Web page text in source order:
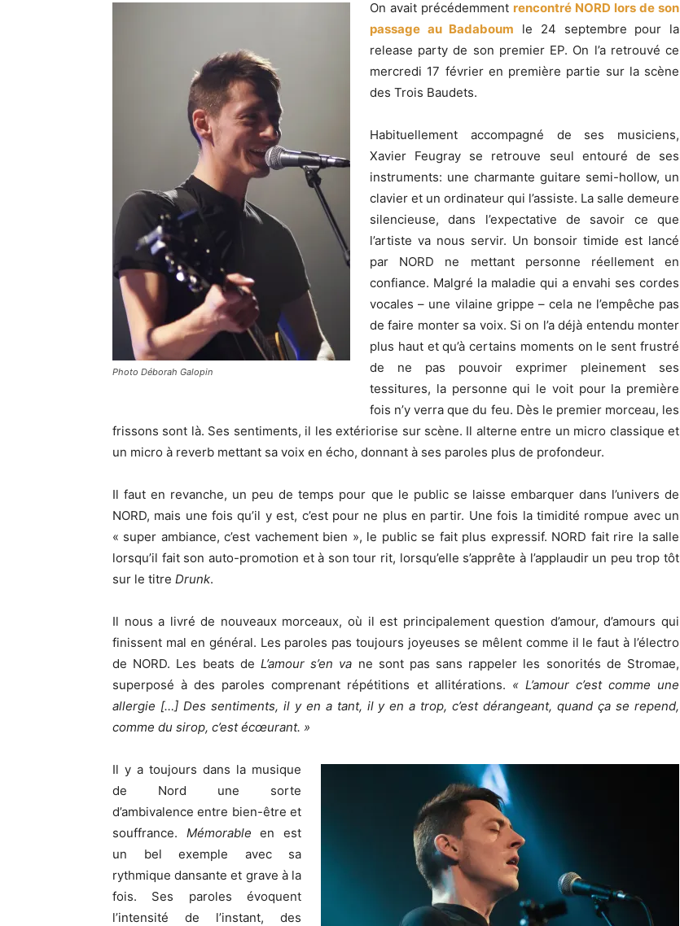
Photo Déborah Galopin
On avait précédemment rencontré NORD lors de son
passage au Badaboum le 24 septembre pour la
release party de son premier EP. On l’a retrouvé ce
mercredi 17 février en première partie sur la scène
des Trois Baudets.
Habituellement accompagné de ses musiciens,
Xavier Feugray se retrouve seul entouré de ses
instruments: une charmante guitare semi-hollow, un
clavier et un ordinateur qui l’assiste. La salle demeure
silencieuse, dans l’expectative de savoir ce que
l’artiste va nous servir. Un bonsoir timide est lancé
par NORD ne mettant personne réellement en
confiance. Malgré la maladie qui a envahi ses cordes
vocales – une vilaine grippe – cela ne l’empêche pas
de faire monter sa voix. Si on l’a déjà entendu monter
plus haut et qu’à certains moments on le sent frustré
de ne pas pouvoir exprimer pleinement ses
tessitures, la personne qui le voit pour la première
fois n’y verra que du feu. Dès le premier morceau, les
frissons sont là. Ses sentiments, il les extériorise sur scène. Il alterne entre un micro classique et
un micro à reverb mettant sa voix en écho, donnant à ses paroles plus de profondeur.
Il faut en revanche, un peu de temps pour que le public se laisse embarquer dans l’univers de
NORD, mais une fois qu’il y est, c’est pour ne plus en partir. Une fois la timidité rompue avec un
« super ambiance, c’est vachement bien », le public se fait plus expressif. NORD fait rire la salle
lorsqu’il fait son auto-promotion et à son tour rit, lorsqu’elle s’apprête à l’applaudir un peu trop tôt
sur le titre Drunk.
Il nous a livré de nouveaux morceaux, où il est principalement question d’amour, d’amours qui
finissent mal en général. Les paroles pas toujours joyeuses se mêlent comme il le faut à l’électro
de NORD. Les beats de L’amour s’en va ne sont pas sans rappeler les sonorités de Stromae,
superposé à des paroles comprenant répétitions et allitérations. « L’amour c’est comme une
allergie […] Des sentiments, il y en a tant, il y en a trop, c’est dérangeant, quand ça se repend,
comme du sirop, c’est écœurant. »
Il y a toujours dans la musique
de Nord une sorte
d’ambivalence entre bien-être et
souffrance. Mémorable en est
un bel exemple avec sa
rythmique dansante et grave à la
fois. Ses paroles évoquent
l’intensité de l’instant, des